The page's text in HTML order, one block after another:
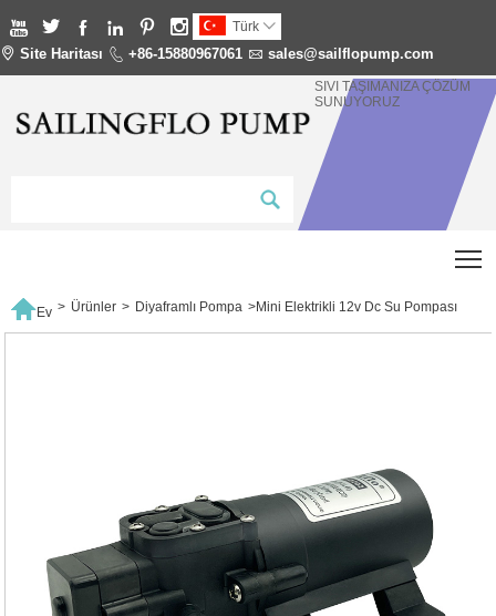
      Türk 
 Site Haritası  +86-15880967061  sales@sailflopump.com
SIVI TAŞIMANIZA ÇÖZÜM
SUNUYORUZ
Ev > Ürünler > Diyaframlı Pompa >Mini Elektrikli 12v Dc Su Pompası